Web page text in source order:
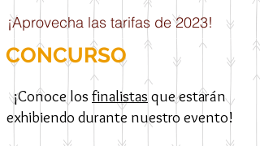
¡Aprovecha las tarifas de 2023!
CONCURSO
¡Conoce los finalistas que estarán
exhibiendo durante nuestro evento!